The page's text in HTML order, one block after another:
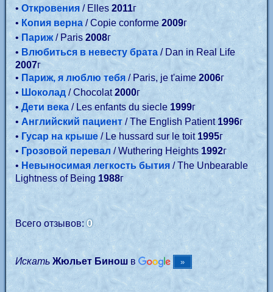
• Откровения / Elles 2011г
•Копия верна / Copie conforme 2009г
• Париж/ Paris2008г
• Влюбиться в невесту брата/ Dan in Real Life
2007г
• Париж, я люблю тебя / Paris, je t'aime 2006г
•Шоколад/ Chocolat2000г
•Дети века / Les enfants du siecle 1999г
• Английский пациент / The English Patient 1996г
• Гусар на крыше / Le hussard sur le toit1995г
• Грозовой перевал/ Wuthering Heights 1992г
•Невыносимая легкость бытия/ The Unbearable
Lightness of Being 1988г
Всего отзывов:0
Искать Жюльет Бинош в